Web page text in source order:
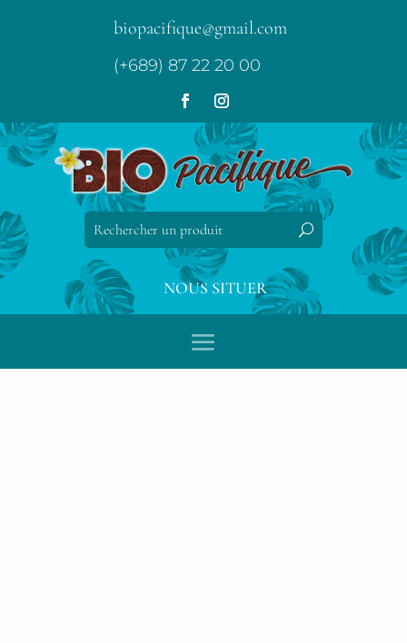
biopacifique@gmail.com
(+689) 87 22 20 00
NOUS SITUER